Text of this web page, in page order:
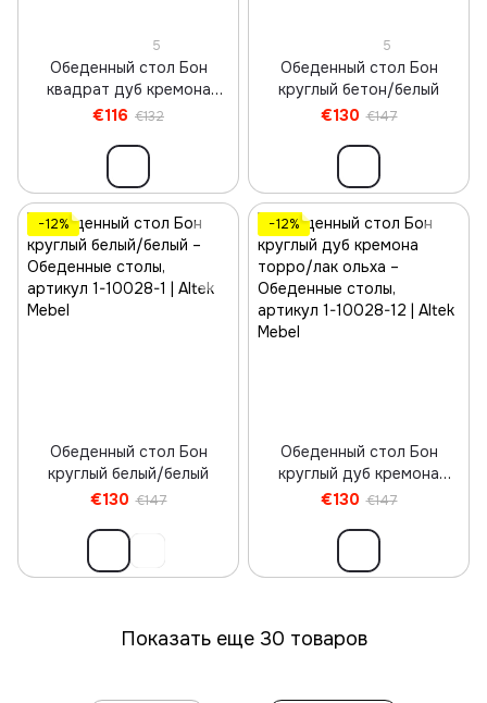
5
Обеденный стол Бон
квадрат дуб кремона
торро/ольха
€116 €132
5
Обеденный стол Бон
круглый бетон/белый
€130 €147
−12%
Обеденный стол Бон
круглый белый/белый
€130 €147
−12%
Обеденный стол Бон
круглый дуб кремона
торро/лак ольха
€130 €147
Показать еще 30 товаров